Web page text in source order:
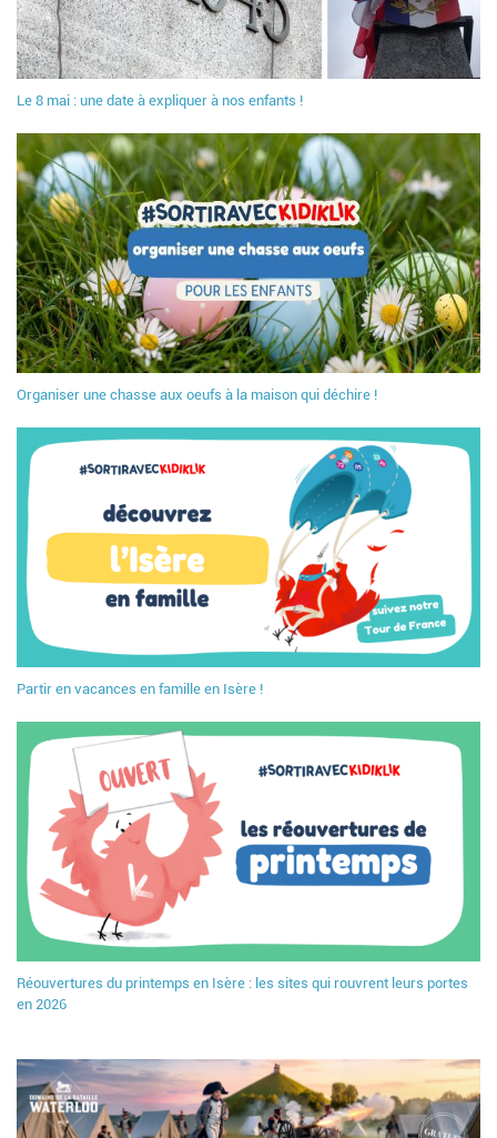
Le 8 mai : une date à expliquer à nos enfants !
Organiser une chasse aux oeufs à la maison qui déchire !
Partir en vacances en famille en Isère !
Réouvertures du printemps en Isère : les sites qui rouvrent leurs portes
en 2026